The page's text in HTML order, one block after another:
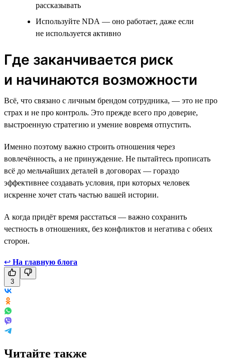
рассказывать
Используйте NDA — оно работает, даже если
не используется активно
Где заканчивается риск
и начинаются возможности
Всё, что связано с личным брендом сотрудника, — это не про
страх и не про контроль. Это прежде всего про доверие,
выстроенную стратегию и умение вовремя отпустить.
Именно поэтому важно строить отношения через
вовлечённость, а не принуждение. Не пытайтесь прописать
всё до мельчайших деталей в договорах — гораздо
эффективнее создавать условия, при которых человек
искренне хочет стать частью вашей истории.
А когда придёт время расстаться — важно сохранить
честность в отношениях, без конфликтов и негатива с обеих
сторон.
↩ На главную блога
3
Читайте также